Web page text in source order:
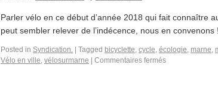
Parler vélo en ce début d’année 2018 qui fait connaître
peut sembler relever de l’indécence, nous en convenons
Posted in Syndication. Tagged bicyclette, cycle, écologie, marne,
Vélo en ville, vélosurmarne Commentaires fermés